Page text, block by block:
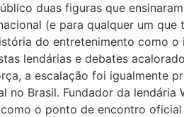
duas figuras que
(e para qualquer um
do entretenimento como
lendárias e debates
a escalação foi igualmente
no Brasil. Fundador da
o ponto de encontro